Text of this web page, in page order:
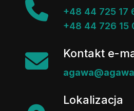
+48 44 725 17
+48 44 726 15
Kontakt e-
Lokalizacja